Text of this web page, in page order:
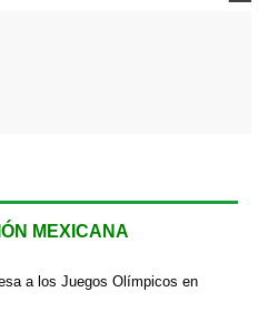
MEXICANA
a los Juegos Olímpicos en